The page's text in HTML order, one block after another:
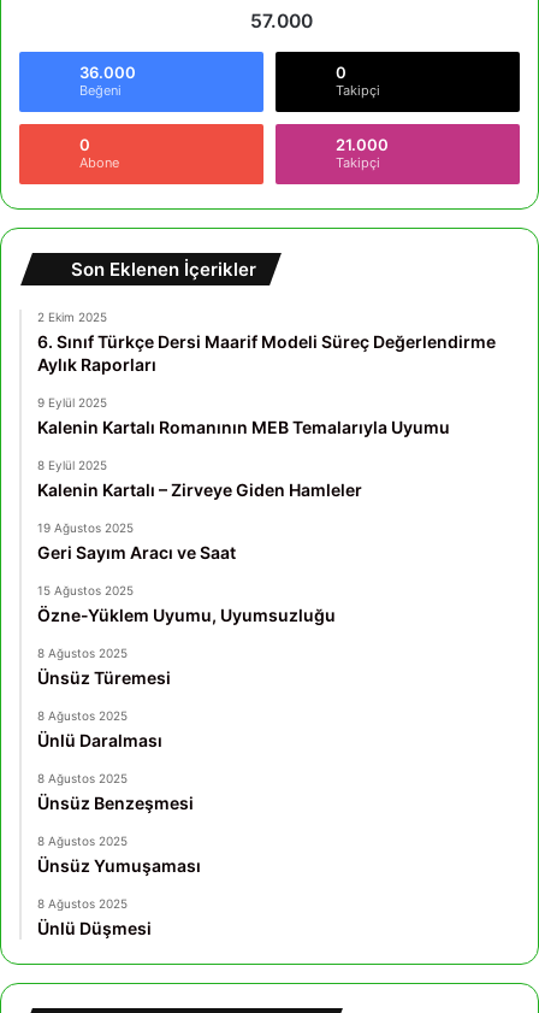
57.000
36.000
Beğeni
0
Takipçi
0
Abone
21.000
Takipçi
Son Eklenen İçerikler
2 Ekim 2025
6. Sınıf Türkçe Dersi Maarif Modeli Süreç Değerlendirme
Aylık Raporları
9 Eylül 2025
Kalenin Kartalı Romanının MEB Temalarıyla Uyumu
8 Eylül 2025
Kalenin Kartalı – Zirveye Giden Hamleler
19 Ağustos 2025
Geri Sayım Aracı ve Saat
15 Ağustos 2025
Özne-Yüklem Uyumu, Uyumsuzluğu
8 Ağustos 2025
Ünsüz Türemesi
8 Ağustos 2025
Ünlü Daralması
8 Ağustos 2025
Ünsüz Benzeşmesi
8 Ağustos 2025
Ünsüz Yumuşaması
8 Ağustos 2025
Ünlü Düşmesi